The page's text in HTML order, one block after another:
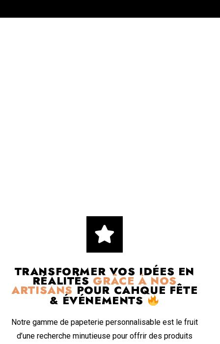
TRANSFORMER VOS IDÉES EN
RÉALITÉSGRÂCE À NOS
ARTISANSPOUR CAHQUE FÊTE
& ÉVÉNEMENTS
Notre gamme de papeterie personnalisable est le fruit
d’une recherche minutieuse pour offrir des produits